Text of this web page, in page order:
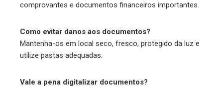
comprovantes e documentos financeiros importantes.
Como evitar danos aos documentos?
Mantenha-os em local seco, fresco, protegido da luz e
utilize pastas adequadas.
Vale a pena digitalizar documentos?